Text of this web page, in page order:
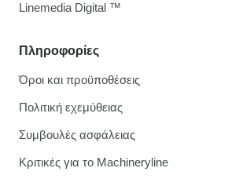
Πληροφορίες
Όροι και προϋποθέσεις
Πολιτική εχεμύθειας
Συμβουλές ασφάλειας
Κριτικές για το Machineryline
Linemedia Digital ™